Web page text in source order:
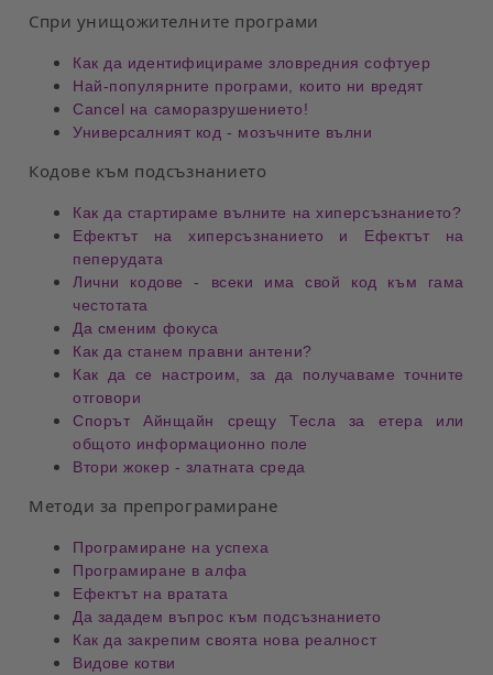
Спри унищожителните програми
Как да идентифицираме зловредния софтуер
Най-популярните програми, които ни вредят
Cancel на саморазрушението!
Универсалният код - мозъчните вълни
Кодове към подсъзнанието
Как да стартираме вълните нахиперсъзнанието?
Ефектът нахиперсъзнанието и Ефектът на
пеперудата
Лични кодове - всеки има свой код към гама
честотата
Да сменим фокуса
Как да станем правни антени?
Как да се настроим, за да получаваме точните
отговори
Спорът Айнщайн срещу Тесла за етера или
общото информационно поле
Втори жокер - златната среда
Методи за препрограмиране
Програмиране на успеха
Програмиране в алфа
Ефектът на вратата
Да зададем въпрос към подсъзнанието
Как да закрепим своята нова реалност
Видове котви